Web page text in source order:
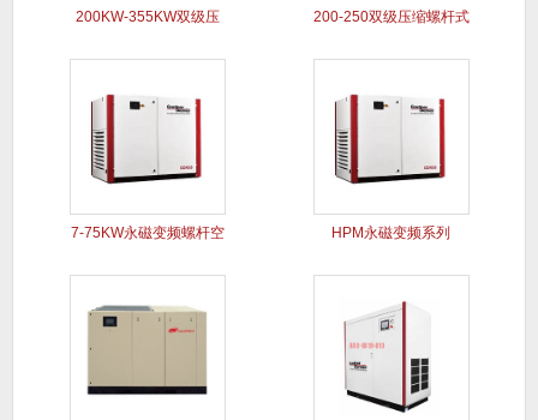
200KW-355KW双级压 200-250双级压缩螺杆式
7-75KW永磁变频螺杆空 HPM永磁变频系列